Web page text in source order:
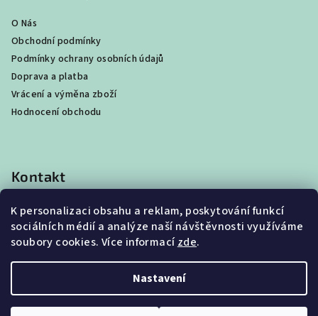
K personalizaci obsahu a reklam, poskytování funkcí
sociálních médií a analýze naší návštěvnosti využíváme
soubory cookies. Více informacízde.
Nastavení
O Nás
Obchodní podmínky
Podmínky ochrany osobních údajů
Doprava a platba
Vrácení a výměna zboží
Hodnocení obchodu
Kontakt
shop@best4beast.com
+420 734 673 849
Upravit nastavení cookies